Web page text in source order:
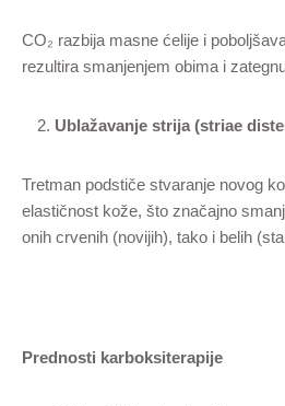
CO₂ razbija masne ćelije i
rezultira smanjenjem obima i
Ublažavanje strija (striae
Tretman podstiče stvaranje novog
elastičnost kože, što značajno
onih crvenih (novijih), tako i belih
Prednosti karboksiterapije